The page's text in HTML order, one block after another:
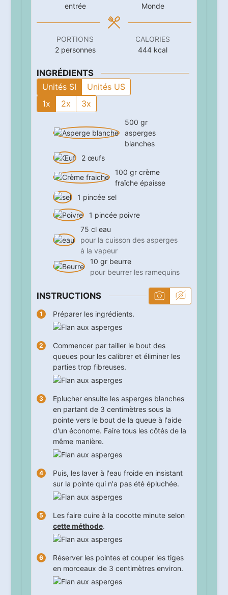
entrée
Monde
PORTIONS
2 personnes
CALORIES
444 kcal
INGRÉDIENTS
Unités SI
Unités US
1x
2x 3x
500 gr
asperges
blanches
2 œufs
100 gr crème
fraîche épaisse
1 pincée sel
1 pincée poivre
75 cl eau
pour la cuisson des asperges
à la vapeur
10 gr beurre
pour beurrer les ramequins
INSTRUCTIONS
Préparer les ingrédients.
Commencer par tailler le bout des
queues pour les calibrer et éliminer les
parties trop fibreuses.
Eplucher ensuite les asperges blanches
en partant de 3 centimètres sous la
pointe vers le bout de la queue à l'aide
d'un économe. Faire tous les côtés de la
même manière.
Puis, les laver à l'eau froide en insistant
sur la pointe qui n'a pas été épluchée.
Les faire cuire à la cocotte minute selon
cette méthode.
Réserver les pointes et couper les tiges
en morceaux de 3 centimètres environ.